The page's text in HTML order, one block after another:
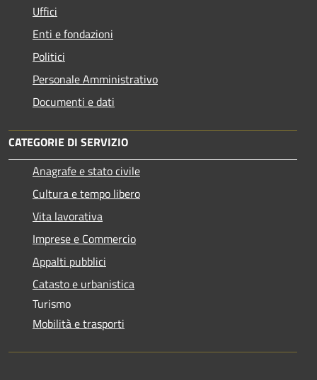
Uffici
Enti e fondazioni
Politici
Personale Amministrativo
Documenti e dati
CATEGORIE DI SERVIZIO
Anagrafe e stato civile
Cultura e tempo libero
Vita lavorativa
Imprese e Commercio
Appalti pubblici
Catasto e urbanistica
Turismo
Mobilità e trasporti